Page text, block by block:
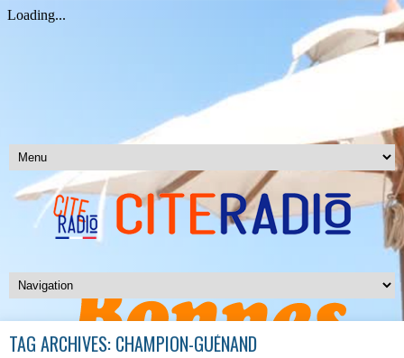
TAG ARCHIVES: CHAMPION-GUÉNAND